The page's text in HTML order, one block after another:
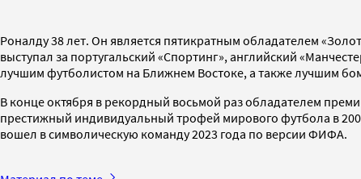
Роналду 38 лет. Он является пятикратным обладателем
выступал за португальский «Спортинг», английский
лучшим футболистом на Ближнем Востоке, а также лучшим
В конце октября в рекордный восьмой раз обладателем
престижный индивидуальный трофей мирового футбола в
вошел в символическую команду 2023 года по версии ФИФА.